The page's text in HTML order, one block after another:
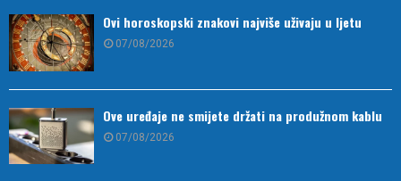
Ovi horoskopski znakovi najviše uživaju u ljetu
07/08/2026
Ove uređaje ne smijete držati na produžnom kablu
07/08/2026